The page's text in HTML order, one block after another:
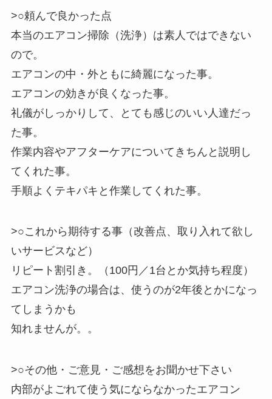
>○頼んで良かった点
本当のエアコン掃除（洗浄）は素人ではできない
ので。
エアコンの中・外ともに綺麗になった事。
エアコンの効きが良くなった事。
礼儀がしっかりして、とても感じのいい人達だっ
た事。
作業内容やアフターケアについてきちんと説明し
てくれた事。
手順よくテキパキと作業してくれた事。
>○これから期待する事（改善点、取り入れて欲し
いサービスなど）
リピート割引き。（100円／1台とか気持ち程度）
エアコン洗浄の場合は、使うのが2年後とかになっ
てしまうかも
知れませんが。。
>○その他・ご意見・ご感想をお聞かせ下さい
内部がよごれて使う気にならなかったエアコン